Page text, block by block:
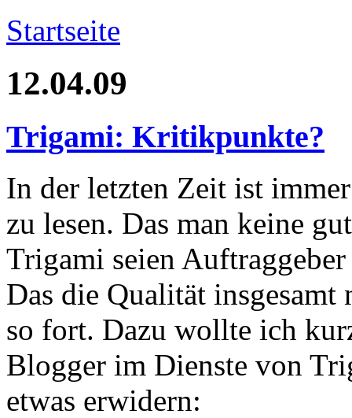
Startseite
12.04.09
Trigami: Kritikpunkte?
In der letzten Zeit ist
zu lesen. Das man keine
Trigami seien
Das die Qualität
so fort. Dazu wollte ich
Blogger im Dienste von
etwas erwidern: